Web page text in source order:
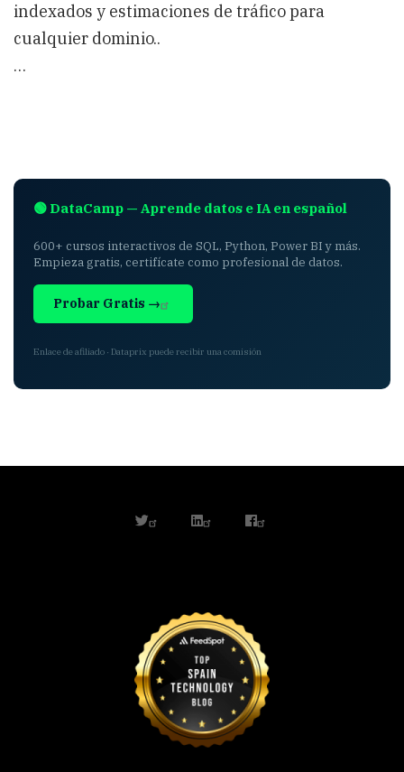
indexados y estimaciones de tráfico para
cualquier dominio..
…
🟢 DataCamp — Aprende datos e IA en español
600+ cursos interactivos de SQL, Python, Power BI y más.
Empieza gratis, certifícate como profesional de datos.
Probar Gratis →
Enlace de afiliado · Dataprix puede recibir una comisión
twitterlinkedinfacebook